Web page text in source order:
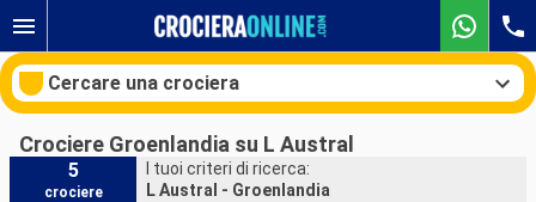
Cercare una crociera
Crociere Groenlandia su L Austral
5
crociere
I tuoi criteri di ricerca:
L Austral - Groenlandia